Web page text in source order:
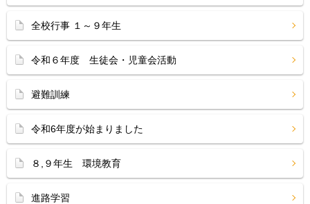
全校行事 １～９年生
令和６年度 生徒会・児童会活動
避難訓練
令和6年度が始まりました
８,９年生 環境教育
進路学習